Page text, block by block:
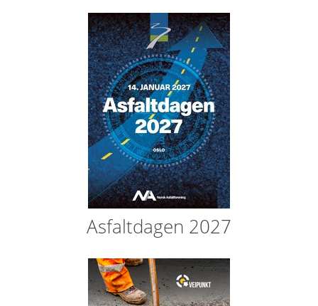
Asfaltdagen 2027